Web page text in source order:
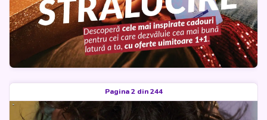
Pagina 2 din 244